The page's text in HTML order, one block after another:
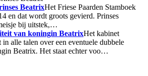
BeatrixHet Friese Paarden Stamboek
en dat wordt groots gevierd. Prinses
bij uitstek,…
van koningin BeatrixHet kabinet
alle talen over een eventuele dubbele
Beatrix. Het staat echter voo…